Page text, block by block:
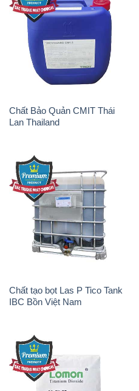
Chất Bảo Quản CMIT Thái
Lan Thailand
Chất tạo bọt Las P Tico Tank
IBC Bồn Việt Nam